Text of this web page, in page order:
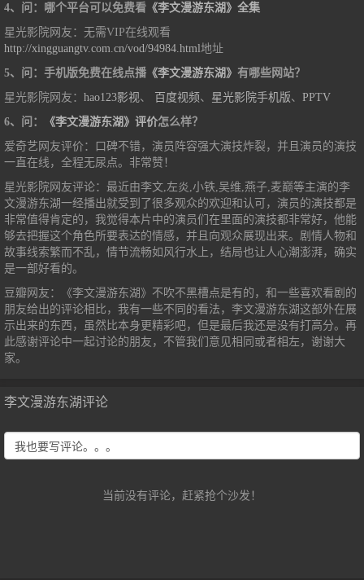
4、问：哪个平台可以免费看 《李文漫游东湖》全集
星光影院网友：无需VIP在线观看
http://xingguangtv.com.cn/vod/94984.html地址
5、问：手机版免费在线点播 《李文漫游东湖》 有哪些网站？
星光影院网友： hao123影视、 百度视频、 星光影院手机版、 PPTV
6、问：
《李文漫游东湖》评价怎么样？
爱奇艺网友评价：口碑不错，演员阵容强大演技炸裂，并且演员的演技
一直在线，全程无尿点。非常赞！
星光影院网友评论：最近由李文,左炎,小铁,吴维,燕子,麦巅等主演的李
文漫游东湖一经播出就受到了很多观众的欢迎和认可，演员的演技都是
非常值得肯定的，我觉得本片中的演员们在里面的演技都非常好，他能
够去把握这个角色所要表达的情感，并且向观众展现出来。剧情人物和
故事线索繁而不乱，情节流畅如风行水上，结局也让人心潮澎湃，确实
是一部好看的。
豆瓣网友：《李文漫游东湖》不吹不黑槽点是有的，和一些喜欢看剧的
朋友给出的评论相比，我有一些不同的看法，李文漫游东湖这部外在展
示出来的东西，虽然比本身更精彩吧，但是最后我还是没有打高分。再
此感谢评论中一起讨论的朋友，不管我们意见相同或者相左，谢谢大
家。
李文漫游东湖评论
当前没有评论，赶紧抢个沙发！